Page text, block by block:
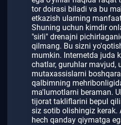
tor doirasi biladi va bu
etkazish ularning
Shuning uchun kimdir
"sirli" drenajni
qilmang. Bu sizni
mumkin. Internetda juda
chatlar, guruhlar mavjud,
mutaxassislarni
qalbimning
ma'lumotlarni beraman.
tijorat takliflarini bepul
siz sotib olishingiz kerak.
hech qanday qiymatga